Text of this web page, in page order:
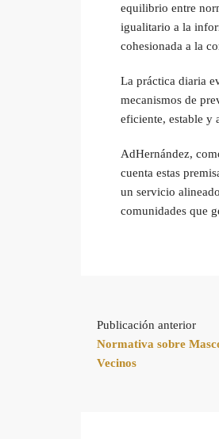
equilibrio entre
igualitario a la
cohesionada a la
La práctica diaria
mecanismos de
eficiente, estable y
AdHernández,
cuenta estas
un servicio
comunidades que
Publicación anterior
Normativa sobre
Vecinos